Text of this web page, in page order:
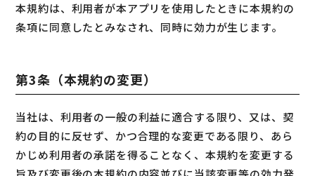
本規約は、利用者が本アプリを使用したときに本規約の
条項に同意したとみなされ、同時に効力が生じます。
第3条（本規約の変更）
当社は、利用者の一般の利益に適合する限り、又は、契
約の目的に反せず、かつ合理的な変更である限り、あら
かじめ利用者の承諾を得ることなく、本規約を変更する